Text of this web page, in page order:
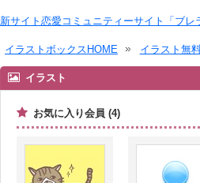
新サイト恋愛コミュニティーサイト「ブレ
イラストボックスHOME イラスト無
イラスト
お気に入り会員 (4)